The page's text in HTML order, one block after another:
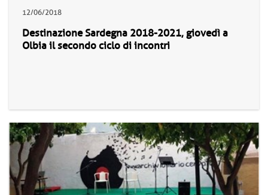
12/06/2018
Destinazione Sardegna 2018-2021, giovedì a
Olbia il secondo ciclo di incontri